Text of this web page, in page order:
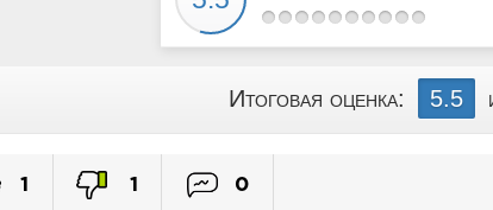
Итоговая оценка: 5.5
1 1 0